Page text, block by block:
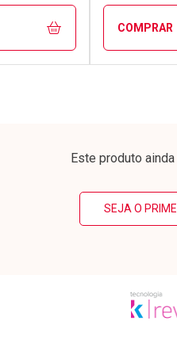
COMPRAR
Este produto
SEJA O